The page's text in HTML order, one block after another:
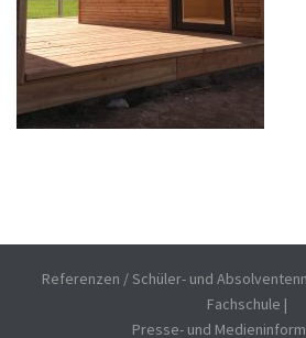
Referenzen / Schüler- und
Fachschule |
Presse- und